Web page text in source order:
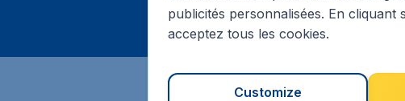
publicités personnalisées. En cliquant
acceptez tous les cookies.
Customize